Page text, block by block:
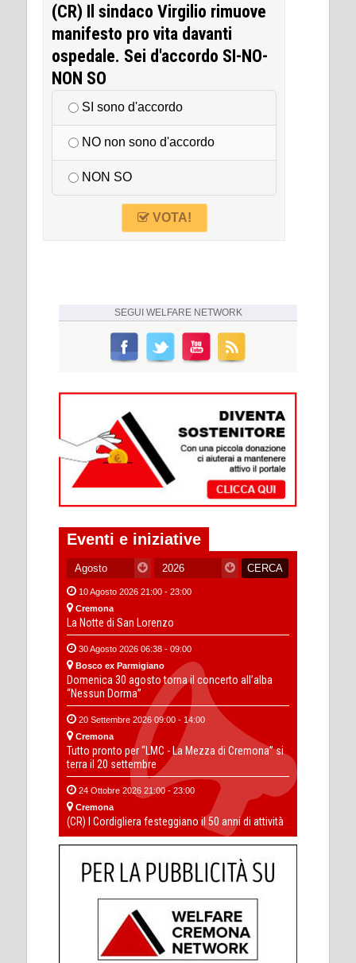
(CR) Il sindaco Virgilio rimuove
manifesto pro vita davanti
ospedale. Sei d'accordo SI-NO-
NON SO
SI sono d'accordo
NO non sono d'accordo
NON SO
VOTA!
SEGUI WELFARE NETWORK
Eventi e iniziative
10 Agosto 2026 21:00 - 23:00
Cremona
La Notte di San Lorenzo
30 Agosto 2026 06:38 - 09:00
Bosco ex Parmigiano
Domenica 30 agosto torna il concerto all’alba
“Nessun Dorma”
20 Settembre 2026 09:00 - 14:00
Cremona
Tutto pronto per “LMC - La Mezza di Cremona” si
terra il 20 settembre
24 Ottobre 2026 21:00 - 23:00
Cremona
(CR) I Cordigliera festeggiano il 50 anni di attività